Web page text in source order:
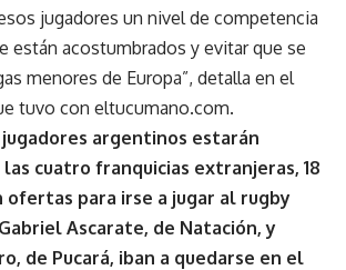
jugadores un nivel de competencia
están acostumbrados y evitar que se
menores de Europa”, detalla en el
tuvo con eltucumano.com.
argentinos estarán
cuatro franquicias extranjeras, 18
para irse a jugar al rugby
Ascarate, de Natación, y
de Pucará, iban a quedarse en el